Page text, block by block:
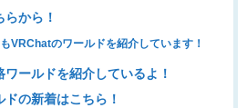
から！
VRChatのワールドを紹介しています！
ールドを紹介しているよ！
の新着はこちら！